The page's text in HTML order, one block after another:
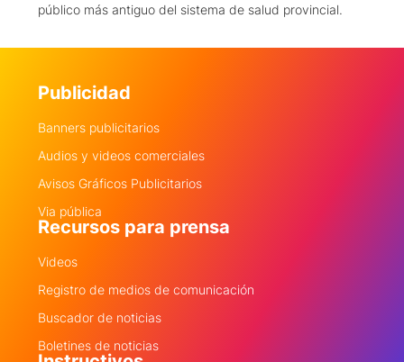
público más antiguo del sistema de salud provincial.
Publicidad
Banners publicitarios
Audios y videos comerciales
Avisos Gráficos Publicitarios
Via pública
Recursos para prensa
Videos
Registro de medios de comunicación
Buscador de noticias
Boletines de noticias